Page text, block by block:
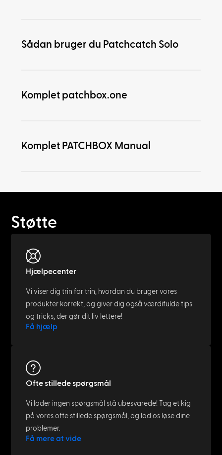
Sådan bruger du Patchcatch Solo
Komplet patchbox.one
Komplet PATCHBOX Manual
Støtte
Hjælpecenter
Vi viser dig trin for trin, hvordan du bruger vores
produkter korrekt, og giver dig også værdifulde tips
og tricks, der gør dit liv lettere!
Få hjælp
Ofte stillede spørgsmål
Vi lader ingen spørgsmål stå ubesvarede! Tag et kig
på vores ofte stillede spørgsmål, og lad os løse dine
problemer.
Få mere at vide